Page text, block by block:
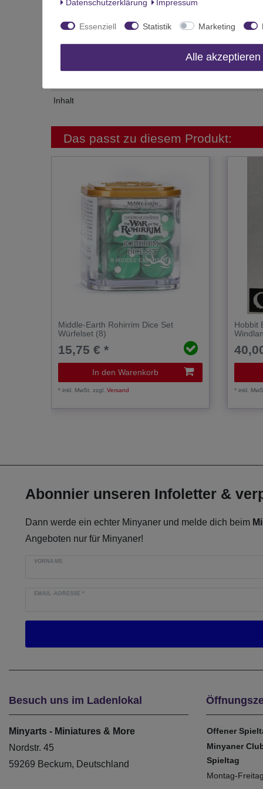
Zustand
Art.-ID
Altersfreigabe
Inhalt
Das passt zu diesem Produkt:
Middle-Earth Rohirrim Dice Set
Würfelset (8)
15,75 € *
In den Warenkorb
*inkl. MwSt. zzgl.Versand
Hobbit
*inkl.
Abonnier unseren Infoletter &
Dann werde ein echter Minyaner und melde dich beim
Angeboten nur für Minyaner!
VORNAME
EMAIL-ADRESSE*
Besuch uns im Ladenlokal
Minyarts - Miniatures & More
Nordstr. 45
59269 Beckum, Deutschland
Offener
Minyaner
Spieltag
Montag-Freitag
Daten­schutz­erklärung Impressum
Essenziell Statistik Marketing
Alle akzeptieren